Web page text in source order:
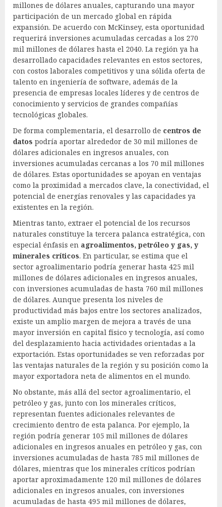
millones de dólares anuales, capturando una mayor
participación de un mercado global en rápida
expansión. De acuerdo con McKinsey, esta oportunidad
requerirá inversiones acumuladas cercadas a los 270
mil millones de dólares hasta el 2040. La región ya ha
desarrollado capacidades relevantes en estos sectores,
con costos laborales competitivos y una sólida oferta de
talento en ingeniería de software, además de la
presencia de empresas locales líderes y de centros de
conocimiento y servicios de grandes compañías
tecnológicas globales.
De forma complementaria, el desarrollo de centros de
datos podría aportar alrededor de 30 mil millones de
dólares adicionales en ingresos anuales, con
inversiones acumuladas cercanas a los 70 mil millones
de dólares. Estas oportunidades se apoyan en ventajas
como la proximidad a mercados clave, la conectividad, el
potencial de energías renovales y las capacidades ya
existentes en la región.
Mientras tanto, extraer el potencial de los recursos
naturales constituye la tercera palanca estratégica, con
especial énfasis en agroalimentos, petróleo y gas, y
minerales críticos. En particular, se estima que el
sector agroalimentario podría generar hasta 425 mil
millones de dólares adicionales en ingresos anuales,
con inversiones acumuladas de hasta 760 mil millones
de dólares. Aunque presenta los niveles de
productividad más bajos entre los sectores analizados,
existe un amplio margen de mejora a través de una
mayor inversión en capital físico y tecnología, así como
del desplazamiento hacia actividades orientadas a la
exportación. Estas oportunidades se ven reforzadas por
las ventajas naturales de la región y su posición como la
mayor exportadora neta de alimentos en el mundo.
No obstante, más allá del sector agroalimentario, el
petróleo y gas, junto con los minerales críticos,
representan fuentes adicionales relevantes de
crecimiento dentro de esta palanca. Por ejemplo, la
región podría generar 105 mil millones de dólares
adicionales en ingresos anuales en petróleo y gas, con
inversiones acumuladas de hasta 785 mil millones de
dólares, mientras que los minerales críticos podrían
aportar aproximadamente 120 mil millones de dólares
adicionales en ingresos anuales, con inversiones
acumuladas de hasta 495 mil millones de dólares,